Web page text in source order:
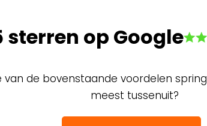
sterren op Google
van de bovenstaande voordelen
meest tussenuit?